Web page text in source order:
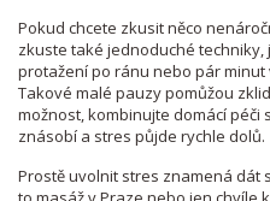
Pokud chcete zkusit něco
zkuste také jednoduché
protažení po ránu nebo pár
Takové malé pauzy pomůžou
možnost, kombinujte domácí
znásobí a stres půjde rychle dolů.
Prostě uvolnit stres znamená dát